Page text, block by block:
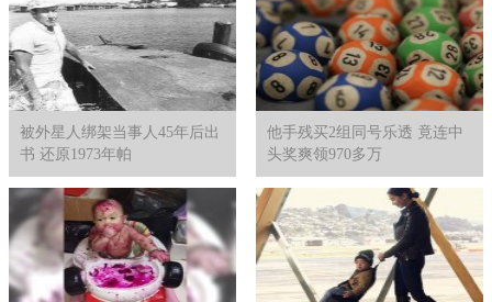
被外星人绑架当事人45年后出
书 还原1973年帕
他手残买2组同号乐透 竟连中
头奖爽领970多万